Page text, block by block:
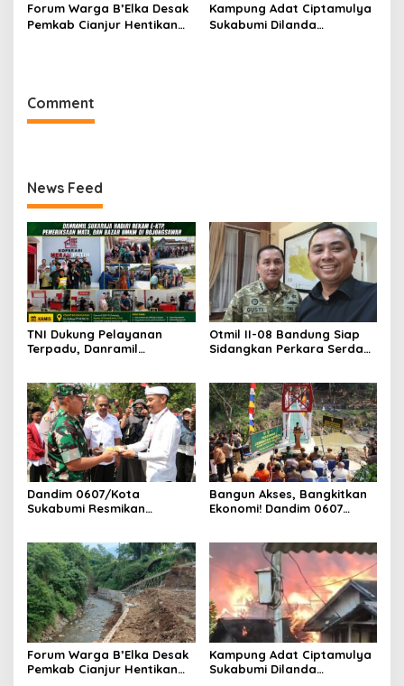
Forum Warga B’Elka Desak
Pemkab Cianjur Hentikan
Kampung Adat Ciptamulya
Sukabumi Dilanda
Comment
News Feed
TNI Dukung Pelayanan
Terpadu, Danramil
dan Bazar UMKM
Otmil II-08 Bandung Siap
Sidangkan Perkara Serda
Cirebon
Dandim 0607/Kota
Sukabumi Resmikan
Bangun Akses, Bangkitkan
Ekonomi! Dandim 0607
Forum Warga B’Elka Desak
Pemkab Cianjur Hentikan
Kampung Adat Ciptamulya
Sukabumi Dilanda